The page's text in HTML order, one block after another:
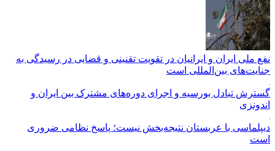
نفع ملی ایران و ایرانیان در تقویت تقنینی و قضایی در رسیدگی به
جنایت‌های بین‌المللی است
گسترش تبادل بورسیه و اجرای دوره‌های مشترک بین ایران و
اندونزی
دیپلماسی با عربستان نتیجه‌بخش نیست؛ پاسخ نظامی ضروری
است